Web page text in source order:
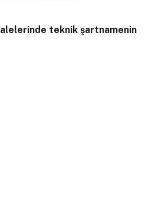
teknik şartnamenin